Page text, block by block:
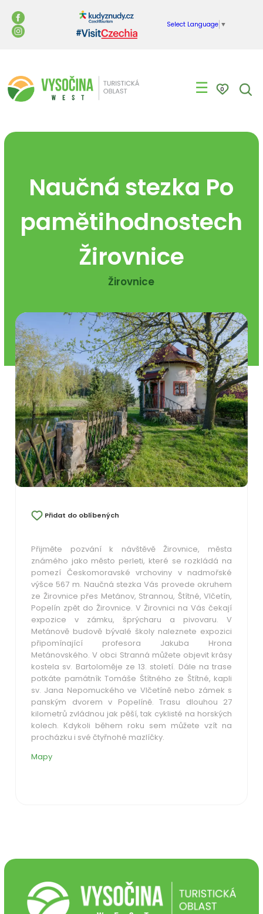
Select Language ▼
☰ 0
Naučná stezka Po
pamětihodnostech
Žirovnice
Žirovnice
Přidat do oblíbených
Přijměte pozvání k návštěvě Žirovnice, města
známého jako město perleti, které se rozkládá na
pomezí Českomoravské vrchoviny v nadmořské
výšce 567 m. Naučná stezka Vás provede okruhem
ze Žirovnice přes Metánov, Strannou, Štítné, Vlčetín,
Popelín zpět do Žirovnice. V Žirovnici na Vás čekají
expozice v zámku, šprýcharu a pivovaru. V
Metánově budově bývalé školy naleznete expozici
připomínající profesora Jakuba Hrona
Metánovského. V obci Stranná můžete objevit krásy
kostela sv. Bartoloměje ze 13. století. Dále na trase
potkáte památník Tomáše Štítného ze Štítné, kapli
sv. Jana Nepomuckého ve Vlčetíně nebo zámek s
panským dvorem v Popelíně. Trasu dlouhou 27
kilometrů zvládnou jak pěší, tak cyklisté na horských
kolech. Kdykoli během roku sem můžete vzít na
procházku i své čtyřnohé mazlíčky.
Mapy